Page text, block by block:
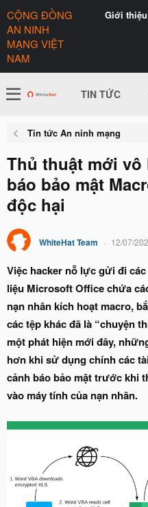
Giới thiệu
CỘNG ĐỒNG
AN NINH
MẠNG VIỆT
NAM
TIN TỨC
Tin tức An ninh mạng
Thủ thuật mới vô
báo bảo mật
độc hại
WhiteHat Team 12/07/
Việc hacker nỗ lực gửi đi
liệu Microsoft Office chứa
nạn nhân kích hoạt macro,
các tệp khác đã là “chuyện
một phát hiện mới đây,
hơn khi sử dụng chính các
cảnh báo bảo mật trước khi
vào máy tính của nạn nhân.